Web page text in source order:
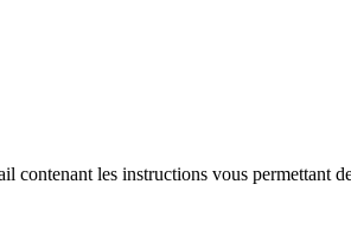
les instructions vous permettant